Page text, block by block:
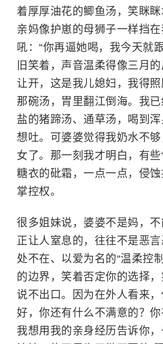
着厚厚油花的鲫鱼汤，笑眯
亲妈像护崽的母狮子一样挡
吼：“你再逼她喝，我今天就
旧笑着，声音温柔得像三月
让开，这是我儿媳妇，我得照
那碗汤，胃里翻江倒海。我
盐的猪蹄汤、通草汤，喝到
想吐。可婆婆觉得我奶水不
女了。那一刻我才明白，有些
糖衣的砒霜，一点一点，侵
掌控权。
很多姐妹说，婆婆不是妈，
正让人窒息的，往往不是恶
处不在、以爱为名的“温柔控
的边界，笑着否定你的选择
说不出口。因为在外人看来
好，你还有什么不满意的？你
我想用我的亲身经历告诉你